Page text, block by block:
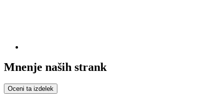
Mnenje naših strank
Oceni ta izdelek